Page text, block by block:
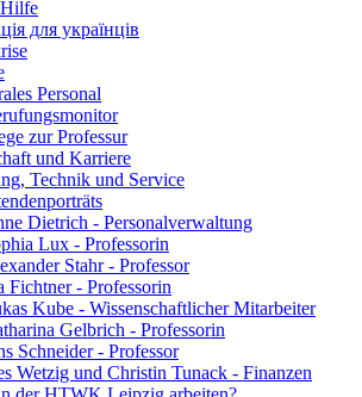
для українців
Personal
zur Professur
und Karriere
Technik und Service
Dietrich - Personalverwaltung
Lux - Professorin
Stahr - Professor
Fichtner - Professorin
Kube - Wissenschaftlicher Mitarbeiter
Gelbrich - Professorin
Schneider - Professor
Wetzig und Christin Tunack - Finanzen